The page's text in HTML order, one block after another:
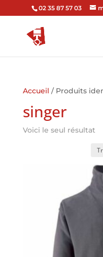
02 35 87 57 03
Accueil / Produits
singer
Voici le seul résultat